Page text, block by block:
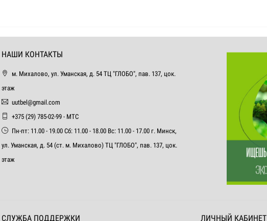
НАШИ КОНТАКТЫ
м. Михалово, ул. Уманская, д. 54 ТЦ "ГЛОБО", пав. 137, цок.
этаж
uutbel@gmail.com
+375 (29) 785-02-99 - МТС
Пн-пт: 11.00 - 19.00 Сб: 11.00 - 18.00 Вс: 11.00 - 17.00 г. Минск,
ул. Уманская, д. 54 (ст. м. Михалово) ТЦ "ГЛОБО", пав. 137, цок.
этаж
СЛУЖБА ПОДДЕРЖКИ ЛИЧНЫЙ КАБИНЕТ